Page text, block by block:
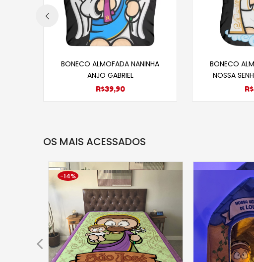
BONECO ALMOFADA NANINHA
ANJO GABRIEL
R$39,90
BONECO
NOSSA
R$
OS MAIS ACESSADOS
-14%